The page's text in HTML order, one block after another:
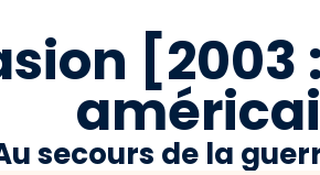
[2003
secours de la